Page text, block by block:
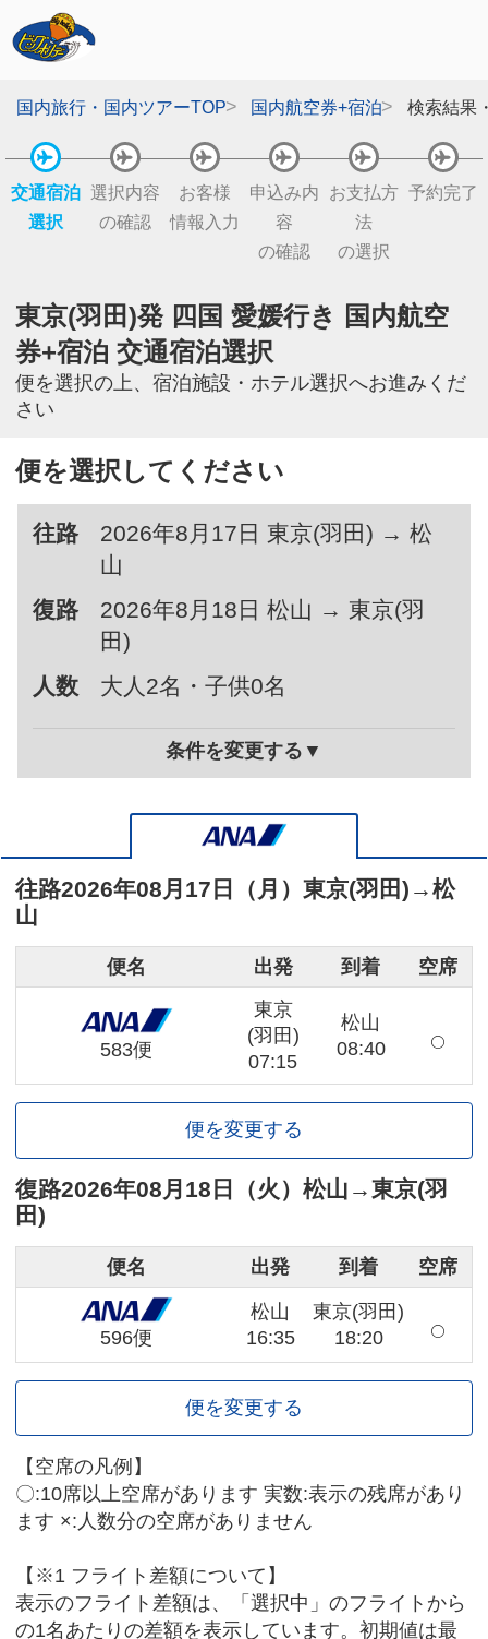
国内旅行・国内ツアーTOP 国内航空券+宿泊 検索結果
交通宿泊
選択
選択内容
の確認
お客様
情報入力
申込み内
容
の確認
お支払方
法
の選択
予約完了
東京(羽田)発 四国 愛媛行き 国内航空
券+宿泊 交通宿泊選択
便を選択の上、宿泊施設・ホテル選択へお進みくだ
さい
便を選択してください
往路
2026年8月17日 東京(羽田) → 松
山
復路
2026年8月18日 松山 → 東京(羽
田)
人数
大人2名・子供0名
条件を変更する▼
往路2026年08月17日（月） 東京(羽田) →松
山
便名 出発 到着 空席
583便
東京
(羽田)
07:15
松山
08:40
便を変更する
復路2026年08月18日（火） 松山 →東京(羽
田)
便名 出発 到着 空席
596便
松山
16:35
東京(羽田)
18:20
便を変更する
【空席の凡例】
〇:10席以上空席があります 実数:表示の残席があり
ます ×:人数分の空席がありません
【※1 フライト差額について】
表示のフライト差額は、「選択中」のフライトから
の1名あたりの差額を表示しています。初期値は最